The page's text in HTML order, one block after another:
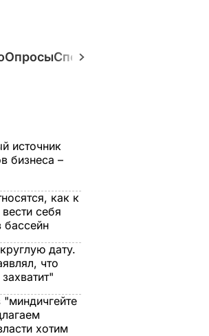
ОпросыСпецпроекты
источник
бизнеса –
как к
себя
дату.
что
хотим